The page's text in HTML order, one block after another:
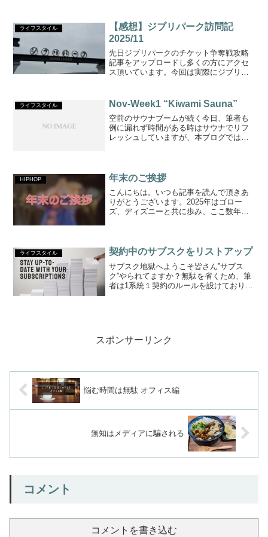
ンでバッチリ髪型をキメ、鶴舞線で上前
津に向かいます。...
ライフスタイル
【感想】ジブリパーク訪問記
2025/11
先日ジブリパークのチケット争奪戦攻略
記事をアップロードし多くの方にアクセ
ス頂いています。今回は実際にジブリパ
す。前回の記事はこちらから交通手段今
ライフスタイル Nov-Week1 “Kiwami Sauna”
空前のサウナブームが続く今日、筆者も
例に漏れず時間がある時はサウナでリフ
レッシュしていますが、本ブログでは当
駅から徒歩5分程に位置す...
HIPHOP 年末のご挨拶
こんにちは。いつも記事を読んで頂きあ
りがとうございます。2025年はゴロー
ズ、ディズニーと共に歩み、ここ数年で
趣向が変化し...
ライフスタイル 契約中のサブスクをリストアップ
サブスク地獄へようこそ皆さん”サブス
ク”やられてますか？無駄を省くため、筆
者は1系統１契約のルールを設けておりま
スポンサーリンク
悩む時間は無駄 オフィス編
無知はメディアに騙される
コメント
コメントを書き込む